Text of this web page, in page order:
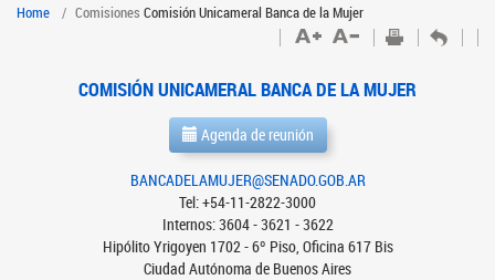
Home Comisiones Comisión Unicameral Banca de la Mujer
COMISIÓN UNICAMERAL BANCA DE LA MUJER
Agenda de reunión
BANCADELAMUJER@SENADO.GOB.AR
Tel: +54-11-2822-3000
Internos: 3604 - 3621 - 3622
Hipólito Yrigoyen 1702 - 6º Piso, Oficina 617 Bis
Ciudad Autónoma de Buenos Aires